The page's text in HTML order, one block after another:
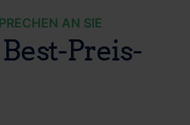
AN SIE
Preis-